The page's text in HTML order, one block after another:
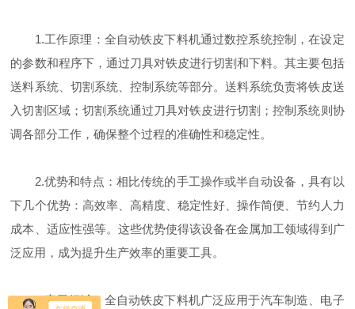
1.工作原理：全自动铁皮下料机通过数控系统控制，在设定
的参数和程序下，通过刀具对铁皮进行切割和下料。其主要包括
送料系统、切割系统、控制系统等部分。送料系统负责将铁皮送
入切割区域；切割系统通过刀具对铁皮进行切割；控制系统则协
调各部分工作，确保整个过程的准确性和稳定性。
2.优势和特点：相比传统的手工操作或半自动设备，具有以
下几个优势：高效率、高精度、稳定性好、操作简便、节约人力
成本、适应性强等。这些优势使得该设备在金属加工领域得到广
泛应用，成为提升生产效率的重要工具。
3.应用领域：全自动铁皮下料机广泛应用于汽车制造、电子